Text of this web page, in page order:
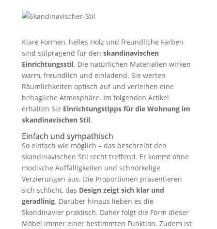
Klare Formen, helles Holz und freundliche Farben
sind stilprägend für den skandinavischen
Einrichtungsstil. Die natürlichen Materialien wirken
warm, freundlich und einladend. Sie werten
Räumlichkeiten optisch auf und verleihen eine
behagliche Atmosphäre. Im folgenden Artikel
erhalten Sie Einrichtungstipps für die Wohnung im
skandinavischen Stil.
Einfach und sympathisch
So einfach wie möglich – das beschreibt den
skandinavischen Stil recht treffend. Er kommt ohne
modische Auffälligkeiten und schnörkelige
Verzierungen aus. Die Proportionen präsentieren
sich schlicht, das Design zeigt sich klar und
geradlinig. Darüber hinaus lieben es die
Skandinavier praktisch. Daher folgt die Form dieser
Möbel immer einer bestimmten Funktion. Zudem ist